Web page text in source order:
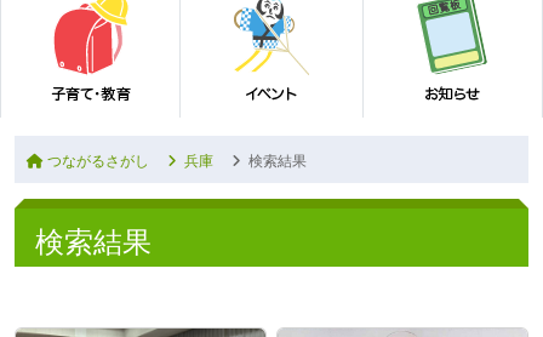
つながるさがし 兵庫 検索結果
検索結果